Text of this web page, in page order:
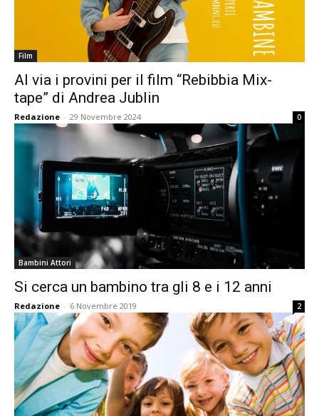
Film
Al via i provini per il film “Rebibbia Mix-
tape” di Andrea Jublin
Redazione - 29 Novembre 2024 0
Bambini Attori
Si cerca un bambino tra gli 8 e i 12 anni
Redazione - 6 Novembre 2019 2